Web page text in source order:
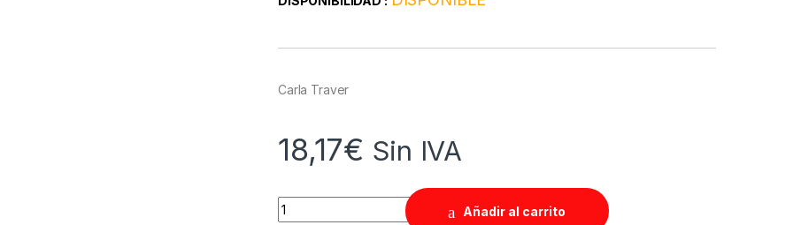
Carla Traver
18,17€ Sin IVA
Quantity
Añadir al carrito